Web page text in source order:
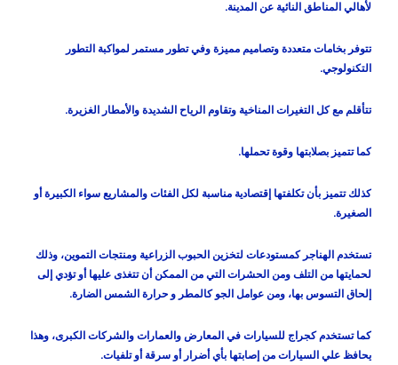
لأهالي المناطق النائية عن المدينة.
تتوفر بخامات متعددة وتصاميم مميزة وفي تطور مستمر لمواكبة التطور
التكنولوجي.
تتأقلم مع كل التغيرات المناخية وتقاوم الرياح الشديدة والأمطار الغزيرة.
كما تتميز بصلابتها وقوة تحملها.
كذلك تتميز بأن تكلفتها إقتصادية مناسبة لكل الفئات والمشاريع سواء الكبيرة أو
الصغيرة.
تستخدم الهناجر كمستودعات لتخزين الحبوب الزراعية ومنتجات التموين، وذلك
لحمايتها من التلف ومن الحشرات التي من الممكن أن تتغذى عليها أو تؤدي إلى
إلحاق التسوس بها، ومن عوامل الجو كالمطر و حرارة الشمس الضارة.
كما تستخدم كجراج للسيارات في المعارض والعمارات والشركات الكبرى، وهذا
يحافظ علي السيارات من إصابتها بأي أضرار أو سرقة أو تلفيات.